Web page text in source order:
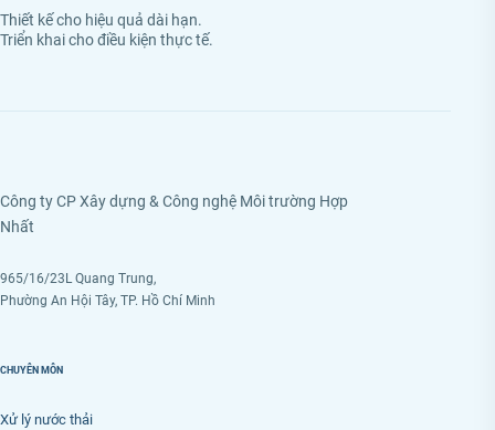
Thiết kế cho hiệu quả dài hạn.
Triển khai cho điều kiện thực tế.
Công ty CP Xây dựng & Công nghệ Môi trường Hợp
Nhất
965/16/23L Quang Trung,
Phường An Hội Tây, TP. Hồ Chí Minh
CHUYÊN MÔN
Xử lý nước thải